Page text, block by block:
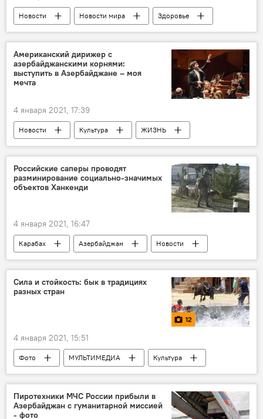
Новости Новости мира
Здоровье
ЖИЗНЬ
Грузия Коронавирус
Американский дирижер с
азербайджанскими корнями:
выступить в Азербайджане – моя
мечта
4 января 2021, 17:39
Новости Культура
ЖИЗНЬ
Азербайджан
Новости мира
Дирижер
Российские саперы проводят
разминирование социально-значимых
объектов Ханкенди
4 января 2021, 16:47
Карабах Азербайджан
Новости
Россия
Ханкенди
Саперы
Минобороны РФ
Сила и стойкость: бык в традициях
разных стран
12
4 января 2021, 15:51
Фото МУЛЬТИМЕДИА
Культура
ЖИЗНЬ
Новости мира Новости
Пиротехники МЧС России прибыли в
Азербайджан с гуманитарной миссией
- фото